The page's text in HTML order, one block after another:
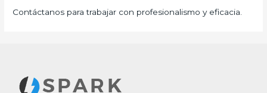
Contáctanos para trabajar con profesionalismo y eficacia.